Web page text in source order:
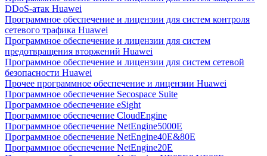
DDoS-атак Huawei
Программное обеспечение и лицензии для систем контроля
сетевого трафика Huawei
Программное обеспечение и лицензии для систем
предотвращения вторжений Huawei
Программное обеспечение и лицензии для систем сетевой
безопасности Huawei
Прочее программное обеспечение и лицензии Huawei
Программное обеспечение Secospace Suite
Программное обеспечение eSight
Программное обеспечение CloudEngine
Программное обеспечение NetEngine5000E
Программное обеспечение NetEngine40E&80E
Программное обеспечение NetEngine20E